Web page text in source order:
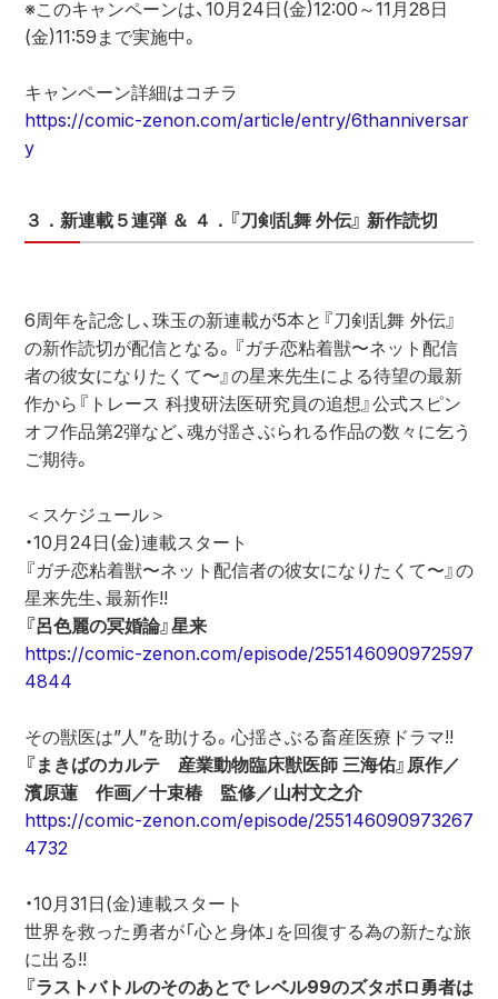
※このキャンペーンは、10月24日(金)12:00～11月28日
(金)11:59まで実施中。
キャンペーン詳細はコチラ
https://comic-zenon.com/article/entry/6thanniversar
y
３．新連載５連弾 ＆ ４．『刀剣乱舞 外伝』 新作読切
6周年を記念し、珠玉の新連載が5本と『刀剣乱舞 外伝』
の新作読切が配信となる。『ガチ恋粘着獣〜ネット配信
者の彼女になりたくて〜』の星来先生による待望の最新
作から『トレース 科捜研法医研究員の追想』公式スピン
オフ作品第2弾など、魂が揺さぶられる作品の数々に乞う
ご期待。
＜スケジュール＞
・10月24日(金)連載スタート
『ガチ恋粘着獣〜ネット配信者の彼女になりたくて〜』の
星来先生、最新作!!
『呂色麗の冥婚論』星来
https://comic-zenon.com/episode/255146090972597
4844
その獣医は”人”を助ける。心揺さぶる畜産医療ドラマ!!
『まきばのカルテ　産業動物臨床獣医師 三海佑』原作／
濱原蓮　作画／十束椿　監修／山村文之介
https://comic-zenon.com/episode/255146090973267
4732
・10月31日(金)連載スタート
世界を救った勇者が「心と身体」を回復する為の新たな旅
に出る!!
『ラストバトルのそのあとで レベル99のズタボロ勇者は